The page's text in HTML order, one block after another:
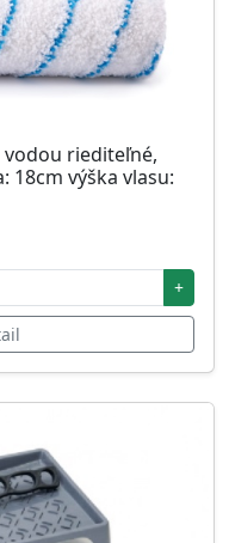
vodou riediteľné,
18cm výška vlasu:
+